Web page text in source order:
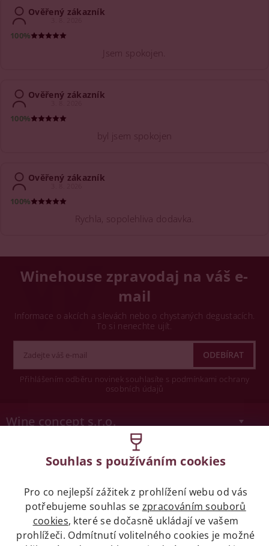
Ověřený zákazník
100%
Jsem spokojen.
Ověřený zákazník
100%
byl jsem spokojen
Ověřený zákazník
100%
Rychla, sopolehliva dodavka.
Winehouse zpravodaj na váš e-
mail
Informace o akcích a slevách nebo o chystaných degustacích.
To si nenechte ujít.
Přihlášením odběru novinek souhlasíte s podmínkami ochrany
osobních údajů
Wine concept s.r.o.
Legislativa
mladších 18 let.
Naše služby
Souhlas s používáním cookies
Pro co nejlepší zážitek z prohlížení webu od vás
potřebujeme souhlas se zpracováním souborů
cookies, které se dočasně ukládají ve vašem
prohlížeči. Odmítnutí volitelného cookies je možné